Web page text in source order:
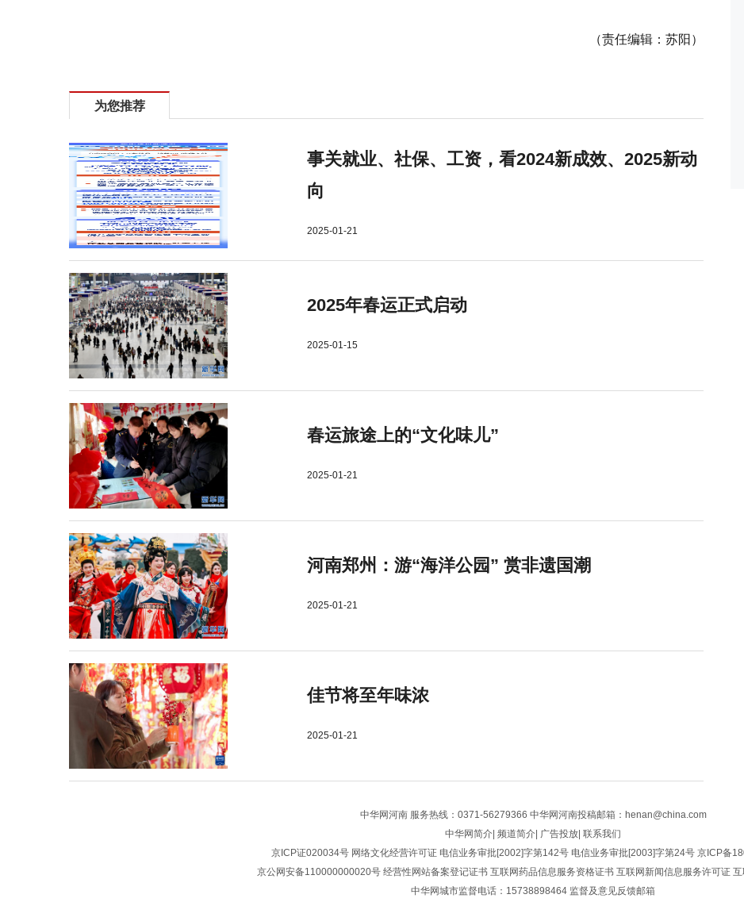
（责任编辑：苏阳）
为您推荐
事关就业、社保、工资，看2024新成效、2025新动
向
2025-01-21
2025年春运正式启动
2025-01-15
春运旅途上的“文化味儿”
2025-01-21
河南郑州：游“海洋公园” 赏非遗国潮
2025-01-21
佳节将至年味浓
2025-01-21
中华网河南服务热线：0371-56279366 中华网河南投稿邮箱：henan@china.com
中华网简介 频道简介 广告投放 联系我们
京ICP证020034号 网络文化经营许可证 电信业务审批[2002]字第142号 电信业务审批[2003]字第24号 京ICP备
京公网安备110000000020号 经营性网站备案登记证书 互联网药品信息服务资格证书 互联网新闻信息服务许可证
中华网城市监督电话：15738898464 监督及意见反馈邮箱